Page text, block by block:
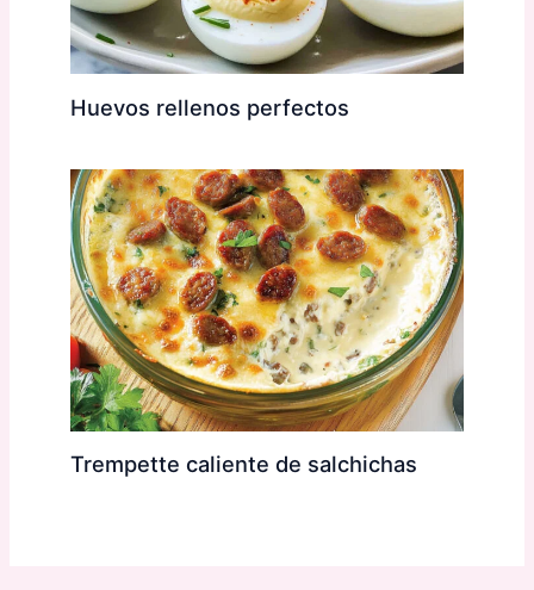
Huevos rellenos perfectos
Trempette caliente de salchichas